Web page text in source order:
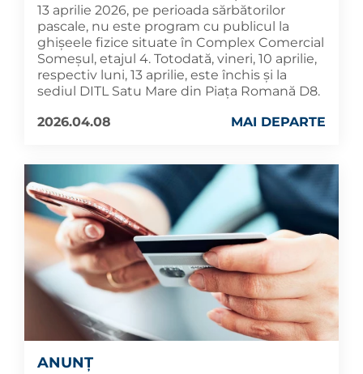
13 aprilie 2026, pe perioada sărbătorilor
pascale, nu este program cu publicul la
ghișeele fizice situate în Complex Comercial
Someșul, etajul 4. Totodată, vineri, 10 aprilie,
respectiv luni, 13 aprilie, este închis și la
sediul DITL Satu Mare din Piața Romană D8.
2026.04.08
MAI DEPARTE
ANUNȚ